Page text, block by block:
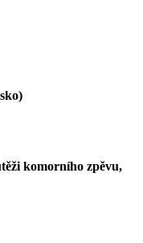
komorního zpěvu,